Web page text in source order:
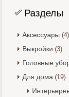
Разделы
Аксессуары (4)
Выкройки (3)
Головные
Для дома (19)